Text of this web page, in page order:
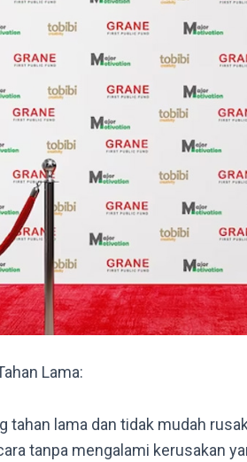
Lama:
tahan lama dan tidak mudah
tanpa mengalami kerusakan